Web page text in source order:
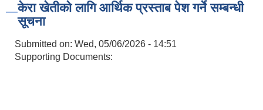
केरा खेतीको लागि आर्थिक प्रस्ताब पेश गर्ने सम्बन्धी
सूचना
Submitted on: Wed, 05/06/2026 - 14:51
Supporting Documents: